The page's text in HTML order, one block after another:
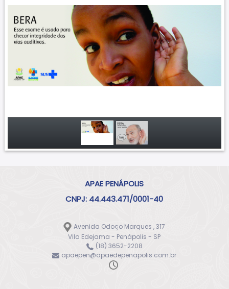
APAE PENÁPOLIS
CNPJ: 44.443.471/0001-40
Avenida Odoço Marques , 317
Vila Edejama - Penápolis - SP
(18) 3652-2208
apaepen@apaedepenapolis.com.br